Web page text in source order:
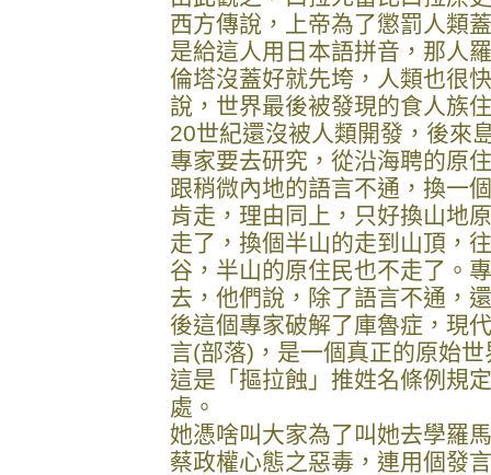
西方傳說，上帝為了懲罰人類
是給這人用日本語拼音，那人
倫塔沒蓋好就先垮，人類也很
說，世界最後被發現的食人族
20世紀還沒被人類開發，後來
專家要去研究，從沿海聘的原
跟稍微內地的語言不通，換一
肯走，理由同上，只好換山地
走了，換個半山的走到山頂，
谷，半山的原住民也不走了。
去，他們說，除了語言不通，
後這個專家破解了庫魯症，現
言(部落)，是一個真正的原始世
這是「摳拉蝕」推姓名條例規
處。
她憑啥叫大家為了叫她去學羅
蔡政權心態之惡毒，連用個發